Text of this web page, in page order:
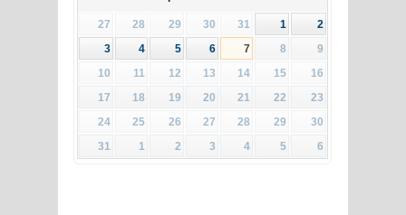
27 28 29 30 31 1
2
3
4 5 6 7 8
9
10
11 12 13 14 15
16
17
18 19 20 21 22
23
24
25 26 27 28 29
30
31
1 2 3 4 5 6